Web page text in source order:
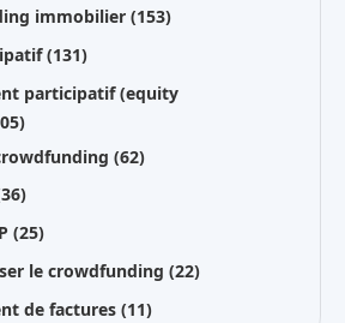
immobilier (153)
(131)
participatif (equity
(62)
(25)
le crowdfunding (22)
de factures (11)